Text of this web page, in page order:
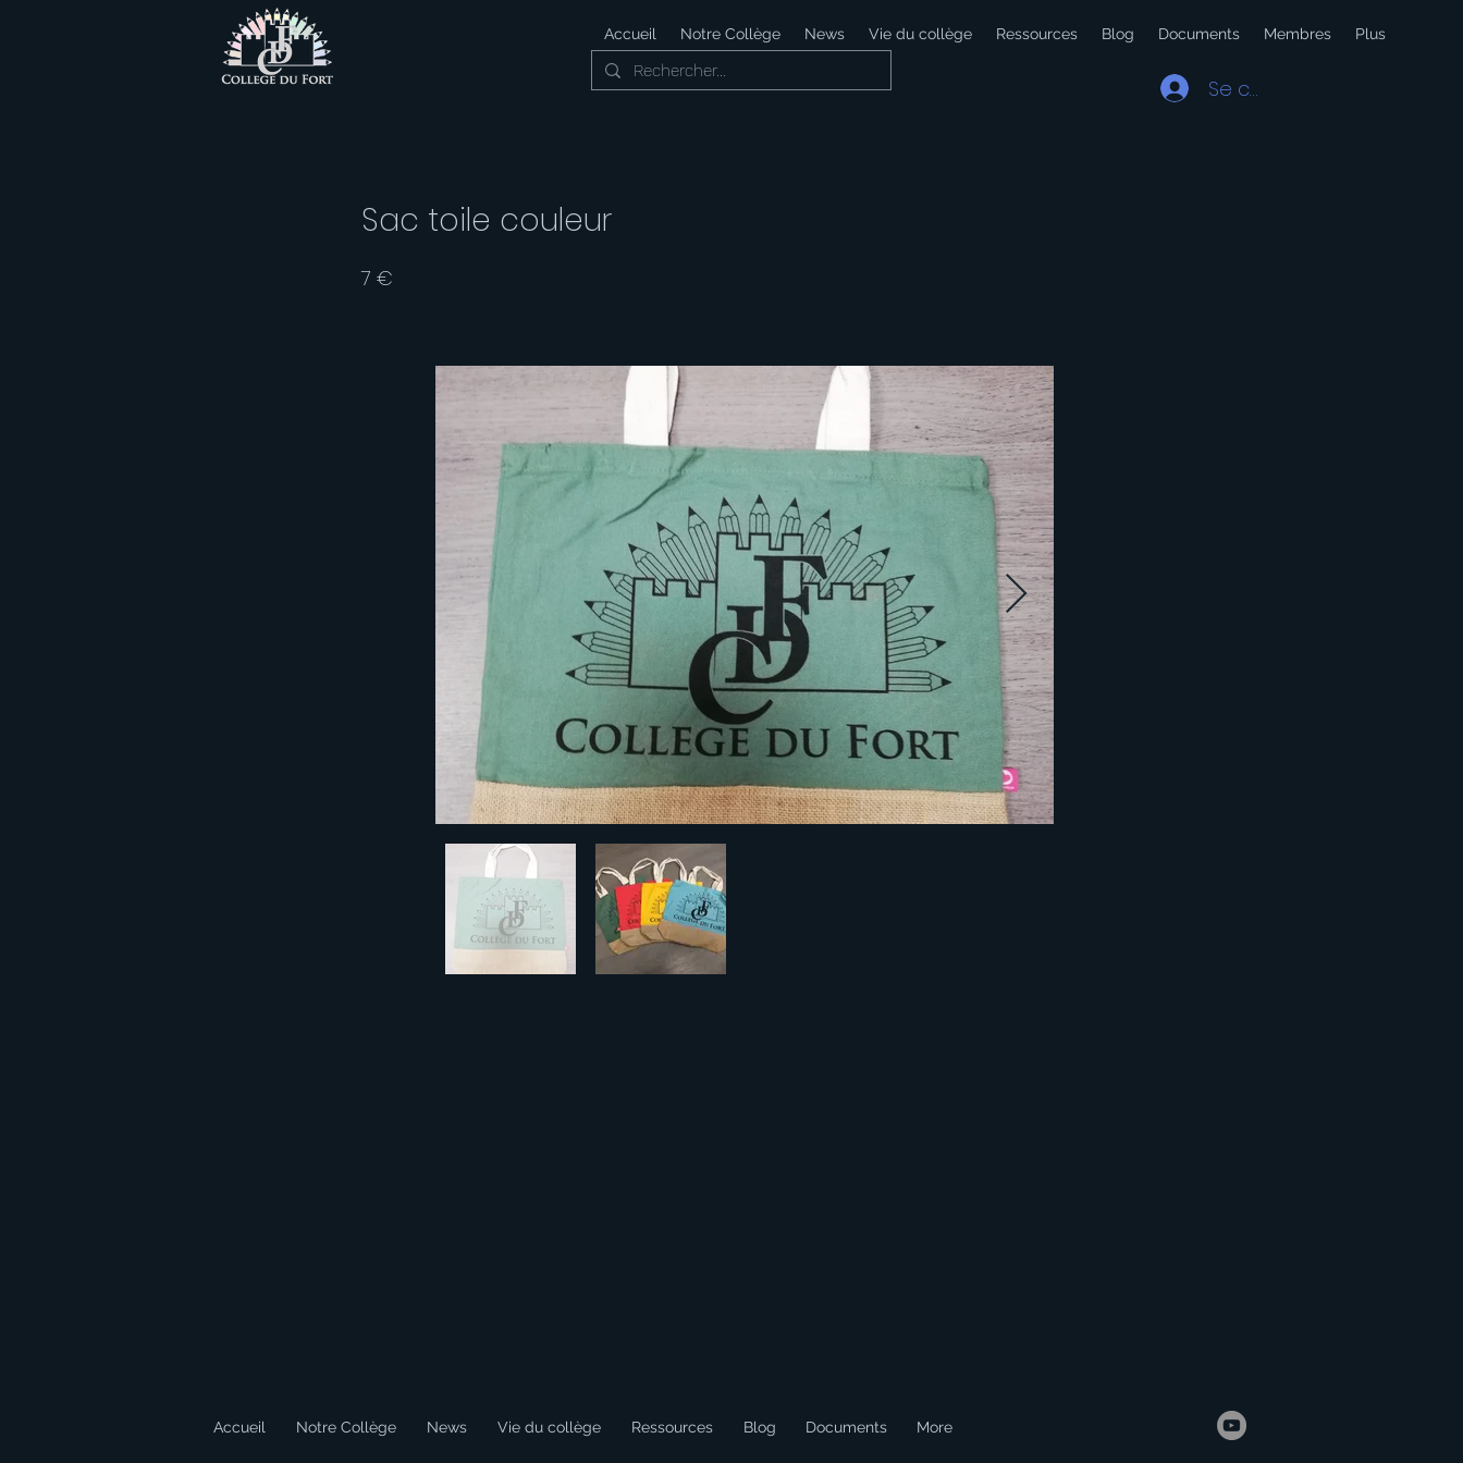
Accueil Notre Collège News Vie du collège Ressources Blog Documents Membres Plus
Se connecter
Sac toile couleur
7 €
Accueil Notre Collège News Vie du collège Ressources Blog Documents More